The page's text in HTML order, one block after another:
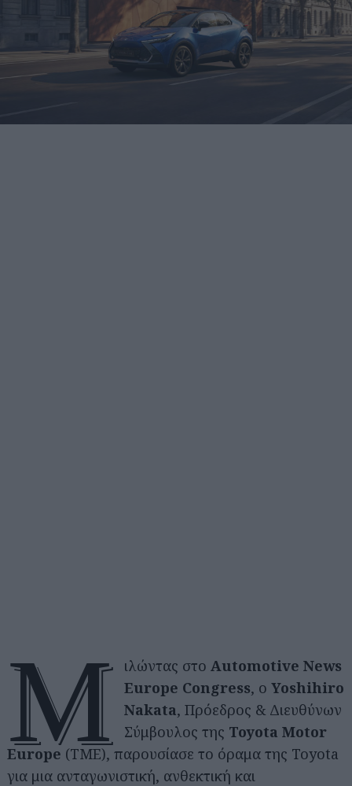
Μ ιλώντας στοAutomotive News
Europe Congress, οYoshihiro
Nakata, Πρόεδρος & Διευθύνων
Σύμβουλος της Toyota Motor
Europe (TME), παρουσίασε το όραμα της Toyota
για μια ανταγωνιστική, ανθεκτική και